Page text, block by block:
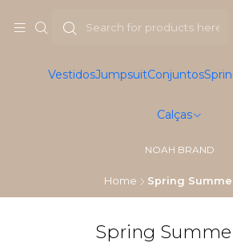
VestidosJumpsuitConjuntos
Calças
NOAH BRAND
Home Spring
Spring